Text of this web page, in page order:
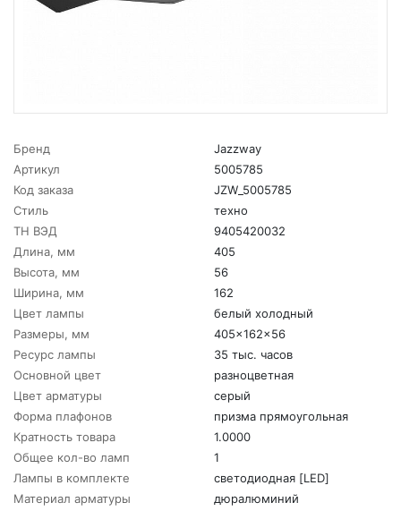
Бренд
Jazzway
Артикул
5005785
Код заказа
JZW_5005785
Стиль
техно
ТН ВЭД
9405420032
Длина, мм
405
Высота, мм
56
Ширина, мм
162
Цвет лампы
белый холодный
Размеры, мм
405x162x56
Ресурс лампы
35 тыс. часов
Основной цвет
разноцветная
Цвет арматуры
серый
Форма плафонов
призма прямоугольная
Кратность товара
1.0000
Общее кол-во ламп
1
Лампы в комплекте
светодиодная [LED]
Материал арматуры
дюралюминий